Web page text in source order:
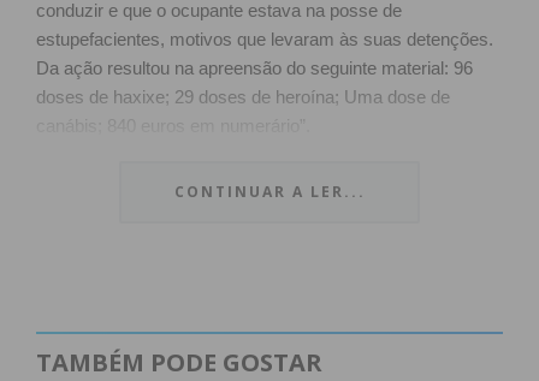
conduzir e que o ocupante estava na posse de
estupefacientes, motivos que levaram às suas detenções.
Da ação resultou na apreensão do seguinte material: 96
doses de haxixe; 29 doses de heroína; Uma dose de
comunicados ao Tribunal Judicial de Paços de Ferreira.
CONTINUAR A LER...
TAMBÉM PODE GOSTAR